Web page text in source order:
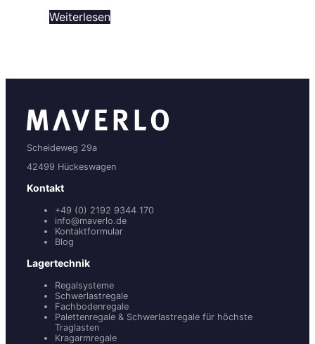
Weiterlesen
Scheideweg 29a
42499 Hückeswagen
Kontakt
+49 (0) 2192 9344 170
info@maverlo.de
Kontaktformular
Blog
Lagertechnik
Regalsysteme
Schwerlastregale
Fachbodenregale
Palettenregale & Schwerlastregale für höchste
Traglasten
Kragarmregale